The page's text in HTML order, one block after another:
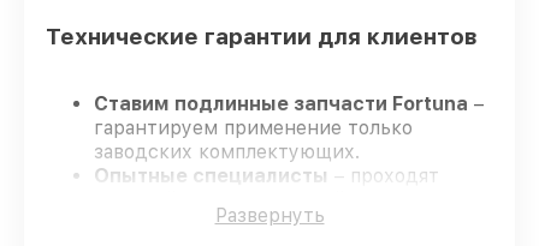
Технические гарантии для клиентов
Ставим подлинные запчасти Fortuna –
гарантируем применение только
заводских комплектующих.
Опытные специалисты – проходят
гарантирует качество выполняемых
Развернуть